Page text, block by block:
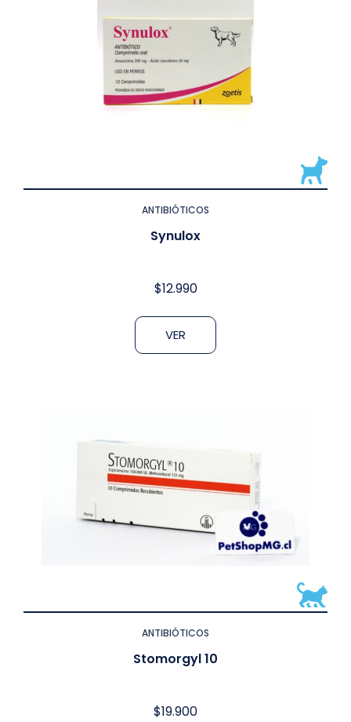
ANTIBIÓTICOS
Synulox
$12.990
VER
ANTIBIÓTICOS
Stomorgyl 10
$19.900